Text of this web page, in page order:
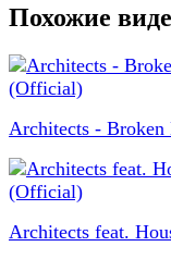
Похожие
Architects -
Architects feat.